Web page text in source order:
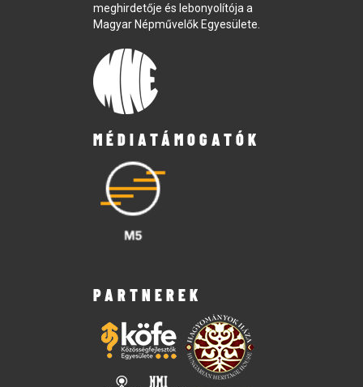
meghirdetője és lebonyolítója a
Magyar Népművelők Egyesülete.
MÉDIATÁMOGATÓK
PARTNEREK